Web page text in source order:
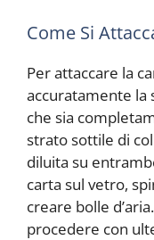
Come Si
Per attaccare la
accuratamente la
che sia
strato sottile di
diluita su
carta sul vetro,
creare bolle
procedere con